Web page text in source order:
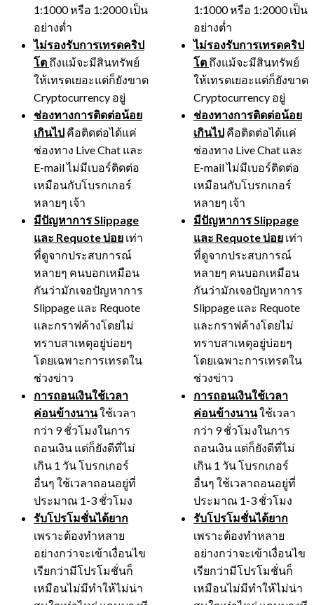
1:1000 หรือ 1:2000 เป็น
อย่างต่ำ
ไม่รองรับการเทรดคริป
โต ถึงแม้จะมีสินทรัพย์
ให้เทรดเยอะแต่ก็ยังขาด
Cryptocurrency อยู่
ช่องทางการติดต่อน้อย
เกินไป คือติดต่อได้แค่
ช่องทาง Live Chat และ
E-mail ไม่มีเบอร์ติดต่อ
เหมือนกับโบรกเกอร์
หลายๆ เจ้า
มีปัญหาการSlippage
และ Requote บ่อย เท่า
ที่ดูจากประสบการณ์
หลายๆ คนบอกเหมือน
กันว่ามักเจอปัญหาการ
Slippage และ Requote
และกราฟค้างโดยไม่
ทราบสาเหตุอยู่บ่อยๆ
โดยเฉพาะการเทรดใน
ช่วงข่าว
การถอนเงินใช้เวลา
ค่อนข้างนานใช้เวลา
กว่า 9 ชั่วโมงในการ
ถอนเงิน แต่ก็ยังดีที่ไม่
เกิน 1 วัน โบรกเกอร์
อื่นๆ ใช้เวลาถอนอยู่ที่
ประมาณ 1-3 ชั่วโมง
รับโปรโมชั่นได้ยาก
เพราะต้องทำหลาย
อย่างกว่าจะเข้าเงื่อนไข
เรียกว่ามีโปรโมชั่นก็
เหมือนไม่มีทำให้ไม่น่า
1:1000 หรือ 1:2000 เป็น
อย่างต่ำ
ไม่รองรับการเทรดคริป
โต ถึงแม้จะมีสินทรัพย์
ให้เทรดเยอะแต่ก็ยังขาด
Cryptocurrency อยู่
ช่องทางการติดต่อน้อย
เกินไป คือติดต่อได้แค่
ช่องทาง Live Chat และ
E-mail ไม่มีเบอร์ติดต่อ
เหมือนกับโบรกเกอร์
หลายๆ เจ้า
มีปัญหาการSlippage
และ Requote บ่อย เท่า
ที่ดูจากประสบการณ์
หลายๆ คนบอกเหมือน
กันว่ามักเจอปัญหาการ
Slippage และ Requote
และกราฟค้างโดยไม่
ทราบสาเหตุอยู่บ่อยๆ
โดยเฉพาะการเทรดใน
ช่วงข่าว
การถอนเงินใช้เวลา
ค่อนข้างนานใช้เวลา
กว่า 9 ชั่วโมงในการ
ถอนเงิน แต่ก็ยังดีที่ไม่
เกิน 1 วัน โบรกเกอร์
อื่นๆ ใช้เวลาถอนอยู่ที่
ประมาณ 1-3 ชั่วโมง
รับโปรโมชั่นได้ยาก
เพราะต้องทำหลาย
อย่างกว่าจะเข้าเงื่อนไข
เรียกว่ามีโปรโมชั่นก็
เหมือนไม่มีทำให้ไม่น่า